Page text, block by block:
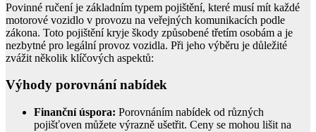
Povinné ručení je základním typem pojištění, které musí mít každé
motorové vozidlo v provozu na veřejných komunikacích podle
zákona. Toto pojištění kryje škody způsobené třetím osobám a je
nezbytné pro legální provoz vozidla. Při jeho výběru je důležité
zvážit několik klíčových aspektů:
Výhody porovnání nabídek
Finanční úspora: Porovnáním nabídek od různých
pojišťoven můžete výrazně ušetřit. Ceny se mohou lišit na